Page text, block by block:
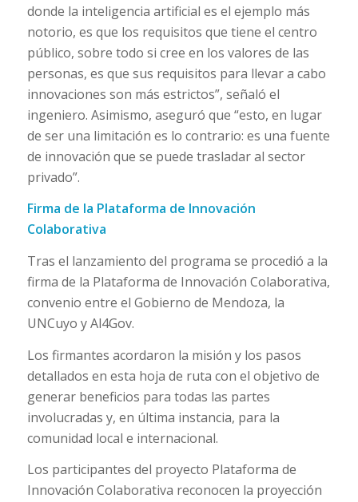
donde la inteligencia artificial es el ejemplo más
notorio, es que los requisitos que tiene el centro
público, sobre todo si cree en los valores de las
personas, es que sus requisitos para llevar a cabo
innovaciones son más estrictos”, señaló el
ingeniero. Asimismo, aseguró que “esto, en lugar
de ser una limitación es lo contrario: es una fuente
de innovación que se puede trasladar al sector
privado”.
Firma de la Plataforma de Innovación
Colaborativa
Tras el lanzamiento del programa se procedió a la
firma de la Plataforma de Innovación Colaborativa,
convenio entre el Gobierno de Mendoza, la
UNCuyo y Al4Gov.
Los firmantes acordaron la misión y los pasos
detallados en esta hoja de ruta con el objetivo de
generar beneficios para todas las partes
involucradas y, en última instancia, para la
comunidad local e internacional.
Los participantes del proyecto Plataforma de
Innovación Colaborativa reconocen la proyección